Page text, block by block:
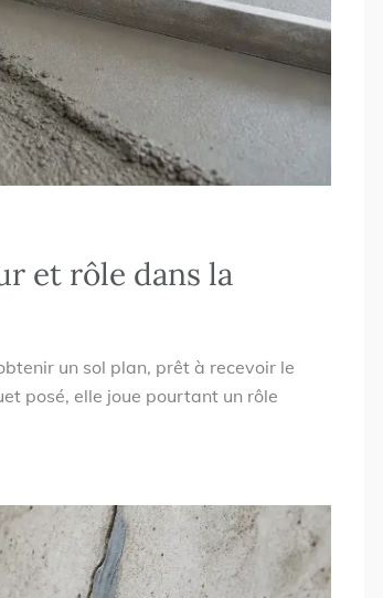
et rôle dans la
un sol plan, prêt à recevoir le
posé, elle joue pourtant un rôle